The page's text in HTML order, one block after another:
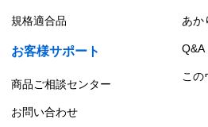
規格適合品 あか
お客様サポート Q&A
商品ご相談センター
この
お問い合わせ